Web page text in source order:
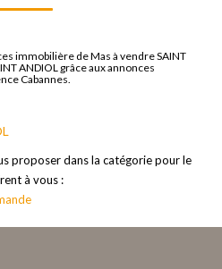
Nous ?
Rejoindre
Actualités
Clients
immobilière de Mas à vendre SAINT
ANDIOL grâce aux annonces
Cabannes.
proposer dans la catégorie pour le
à vous :